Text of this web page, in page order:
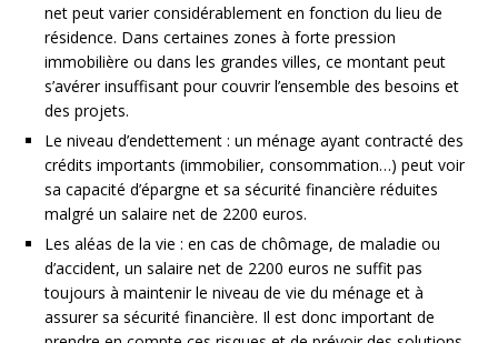
net peut varier considérablement en fonction du lieu de
résidence. Dans certaines zones à forte pression
immobilière ou dans les grandes villes, ce montant peut
s’avérer insuffisant pour couvrir l’ensemble des besoins et
des projets.
Le niveau d’endettement : un ménage ayant contracté des
crédits importants (immobilier, consommation…) peut voir
sa capacité d’épargne et sa sécurité financière réduites
malgré un salaire net de 2200 euros.
Les aléas de la vie : en cas de chômage, de maladie ou
d’accident, un salaire net de 2200 euros ne suffit pas
toujours à maintenir le niveau de vie du ménage et à
assurer sa sécurité financière. Il est donc important de